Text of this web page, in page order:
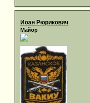
Иоан Рюрикович
Майор